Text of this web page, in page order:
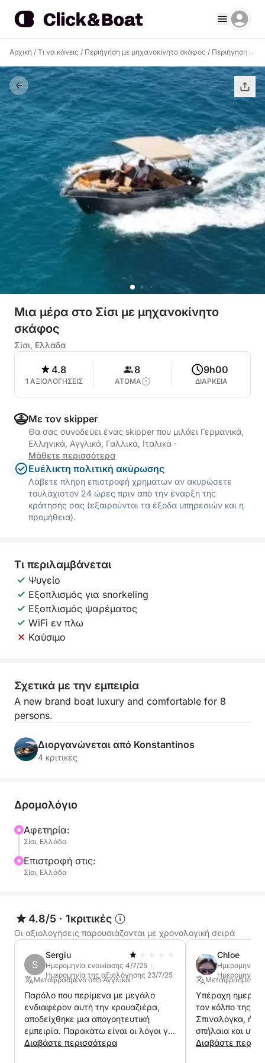
Αρχική / Τι να κάνεις / Περιήγηση με μηχανοκίνητο σκάφος / Περιήγηση με
Μια μέρα στο Σίσι με μηχανοκίνητο
σκάφος
Σίσι, Ελλάδα
4.8
1 ΑΞΙΟΛΟΓΗΣΕΙΣ
8
ΑΤΟΜΑ
9h00
ΔΙΑΡΚΕΙΑ
Με τον skipper
Θα σας συνοδεύει ένας skipper που μιλάει Γερμανικά,
Ελληνικά, Αγγλικά, Γαλλικά, Ιταλικά ·
Μάθετε περισσότερα
Ευέλικτη πολιτική ακύρωσης
Λάβετε πλήρη επιστροφή χρημάτων αν ακυρώσετε
τουλάχιστον 24 ώρες πριν από την έναρξη της
κράτησής σας (εξαιρούνται τα έξοδα υπηρεσιών και η
προμήθεια).
Τι περιλαμβάνεται
Ψυγείο
Εξοπλισμός για snorkeling
Εξοπλισμός ψαρέματος
WiFi εν πλω
Καύσιμο
Σχετικά με την εμπειρία
A new brand boat luxury and comfortable for 8
persons.
Διοργανώνεται από Konstantinos
4 κριτικές
Δρομολόγιο
Αφετηρία:
Σίσι, Ελλάδα
Επιστροφή στις:
Σίσι, Ελλάδα
4.8/5 · 1κριτικές
Οι αξιολογήσεις παρουσιάζονται με χρονολογική σειρά
S
Sergiu
Ημερομηνία ενοικίασης 4/7/25 ·
Ημερομηνία της αξιολόγησης 23/7/25
Μεταφρασμένο από Αγγλικά
Παρόλο που περίμενα με μεγάλο
ενδιαφέρον αυτή την κρουαζιέρα,
αποδείχθηκε μια απογοητευτική
εμπειρία. Παρακάτω είναι οι λόγοι για
τους οποίους έδωσα αυτή την
Διαβάστε περισσότερα
Chloe
Ημερομηνία
Ημερομηνία
Μεταφρασμένο
Υπέροχη
τον κόλπο της
Σπιναλόγκα,
σπήλαια και
μεσημεριανό.
Διαβάστε